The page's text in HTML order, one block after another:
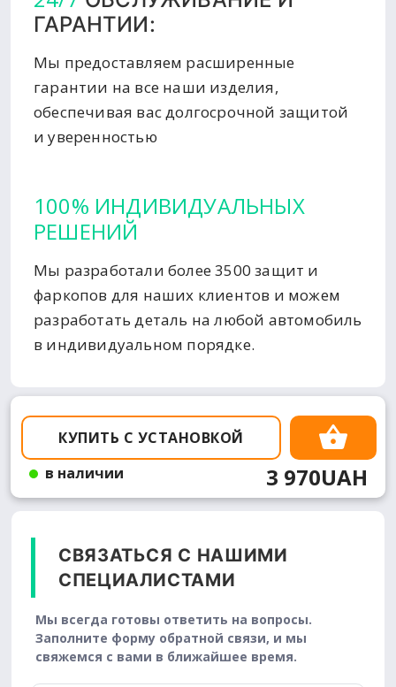
ГАРАНТИИ:
Мы предоставляем расширенные
гарантии на все наши изделия,
обеспечивая вас долгосрочной защитой
и уверенностью
100% ИНДИВИДУАЛЬНЫХ
РЕШЕНИЙ
Мы разработали более 3500 защит и
фаркопов для наших клиентов и можем
разработать деталь на любой автомобиль
в индивидуальном порядке.
КУПИТЬ С УСТАНОВКОЙ
в наличии
3 970UAH
СВЯЗАТЬСЯ С НАШИМИ
СПЕЦИАЛИСТАМИ
Мы всегда готовы ответить на вопросы.
Заполните форму обратной связи, и мы
свяжемся с вами в ближайшее время.